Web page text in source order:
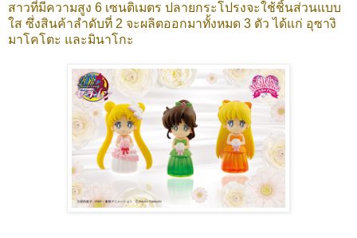
สาวที่มีความสูง 6 เซนติเมตร ปลายกระโปรงจะใช้ชิ้นส่วนแบบ
ใส ซึ่งสินค้าลำดับที่ 2 จะผลิตออกมาทั้งหมด 3 ตัว ได้แก่ อุซางิ
มาโคโตะ และมินาโกะ